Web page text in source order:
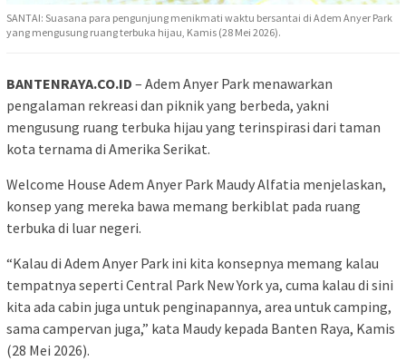
SANTAI: Suasana para pengunjung menikmati waktu bersantai di Adem Anyer Park
yang mengusung ruang terbuka hijau, Kamis (28 Mei 2026).
BANTENRAYA.CO.ID – Adem Anyer Park menawarkan
pengalaman rekreasi dan piknik yang berbeda, yakni
mengusung ruang terbuka hijau yang terinspirasi dari taman
kota ternama di Amerika Serikat.
Welcome House Adem Anyer Park Maudy Alfatia menjelaskan,
konsep yang mereka bawa memang berkiblat pada ruang
terbuka di luar negeri.
“Kalau di Adem Anyer Park ini kita konsepnya memang kalau
tempatnya seperti Central Park New York ya, cuma kalau di sini
kita ada cabin juga untuk penginapannya, area untuk camping,
sama campervan juga,” kata Maudy kepada Banten Raya, Kamis
(28 Mei 2026).